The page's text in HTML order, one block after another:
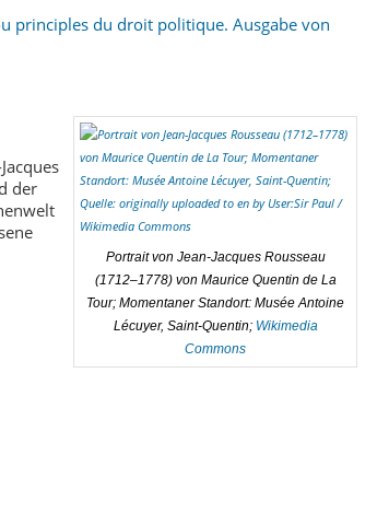
principles du droit politique. Ausgabe von
Portrait von Jean-Jacques Rousseau
(1712–1778) von Maurice Quentin de La
Tour; Momentaner Standort: Musée Antoine
Lécuyer, Saint-Quentin; Wikimedia
Commons
der